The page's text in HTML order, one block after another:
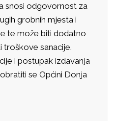
snosi odgovornost za
grobnih mjesta i
te može biti dodatno
troškove sanacije.
i postupak izdavanja
se Općini Donja